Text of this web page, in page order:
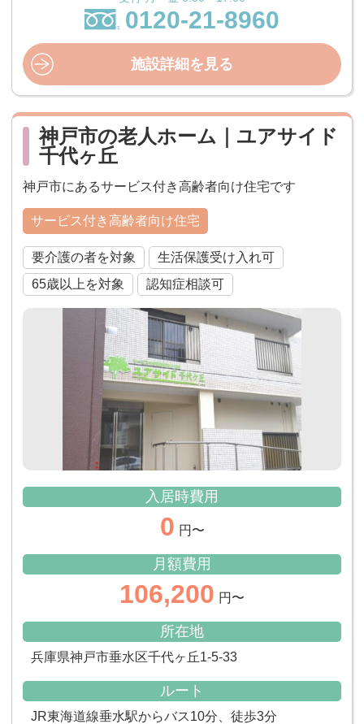
0120-21-8960
施設詳細を見る
神戸市の老人ホーム｜ユアサイド
千代ヶ丘
神戸市にあるサービス付き高齢者向け住宅です
サービス付き高齢者向け住宅
要介護の者を対象
生活保護受け入れ可
65歳以上を対象
認知症相談可
入居時費用
0 円〜
月額費用
106,200 円〜
所在地
兵庫県神戸市垂水区千代ヶ丘1-5-33
ルート
JR東海道線垂水駅からバス10分、徒歩3分